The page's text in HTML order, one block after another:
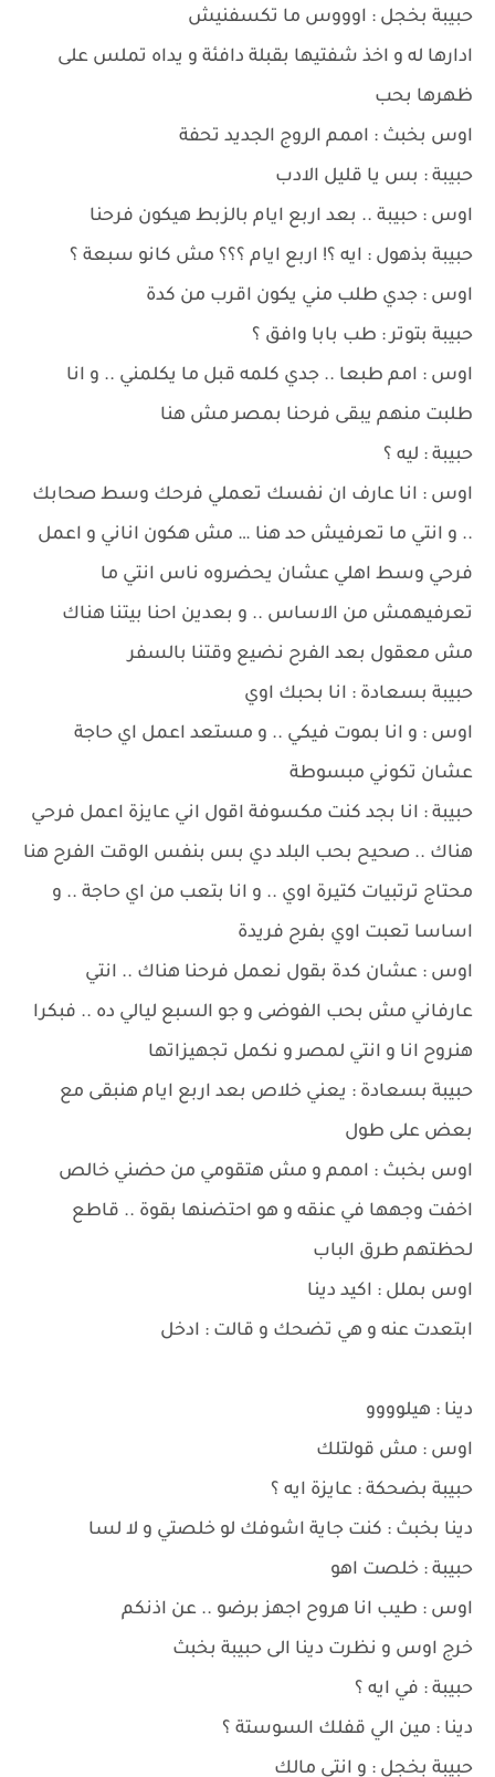
حبيبة بخجل : اوووس ما تكسفنيش
ادارها له و اخذ شفتيها بقبلة دافئة و يداه تملس على
ظهرها بحب
اوس بخبث : اممم الروج الجديد تحفة
حبيبة : بس يا قليل الادب
اوس : حبيبة .. بعد اربع ايام بالزبط هيكون فرحنا
حبيبة بذهول : ايه ؟! اربع ايام ؟؟؟ مش كانو سبعة ؟
اوس : جدي طلب مني يكون اقرب من كدة
حبيبة بتوتر : طب بابا وافق ؟
اوس : امم طبعا .. جدي كلمه قبل ما يكلمني .. و انا
طلبت منهم يبقى فرحنا بمصر مش هنا
حبيبة : ليه ؟
اوس : انا عارف ان نفسك تعملي فرحك وسط صحابك
.. و انتي ما تعرفيش حد هنا … مش هكون اناني و اعمل
فرحي وسط اهلي عشان يحضروه ناس انتي ما
تعرفيهمش من الاساس .. و بعدين احنا بيتنا هناك
مش معقول بعد الفرح نضيع وقتنا بالسفر
حبيبة بسعادة : انا بحبك اوي
اوس : و انا بموت فيكي .. و مستعد اعمل اي حاجة
عشان تكوني مبسوطة
حبيبة : انا بجد كنت مكسوفة اقول اني عايزة اعمل فرحي
هناك .. صحيح بحب البلد دي بس بنفس الوقت الفرح هنا
محتاج ترتبيات كتيرة اوي .. و انا بتعب من اي حاجة .. و
اساسا تعبت اوي بفرح فريدة
اوس : عشان كدة بقول نعمل فرحنا هناك .. انتي
عارفاني مش بحب الفوضى و جو السبع ليالي ده .. فبكرا
هنروح انا و انتي لمصر و نكمل تجهيزاتها
حبيبة بسعادة : يعني خلاص بعد اربع ايام هنبقى مع
بعض على طول
اوس بخبث : اممم و مش هتقومي من حضني خالص
اخفت وجهها في عنقه و هو احتضنها بقوة .. قاطع
لحظتهم طرق الباب
اوس بملل : اكيد دينا
ابتعدت عنه و هي تضحك و قالت : ادخل
دينا : هيلوووو
اوس : مش قولتلك
حبيبة بضحكة : عايزة ايه ؟
دينا بخبث : كنت جاية اشوفك لو خلصتي و لا لسا
حبيبة : خلصت اهو
اوس : طيب انا هروح اجهز برضو .. عن اذنكم
خرج اوس و نظرت دينا الى حبيبة بخبث
حبيبة : في ايه ؟
دينا : مين الي قفلك السوستة ؟
حبيبة بخجل : و انتي مالك